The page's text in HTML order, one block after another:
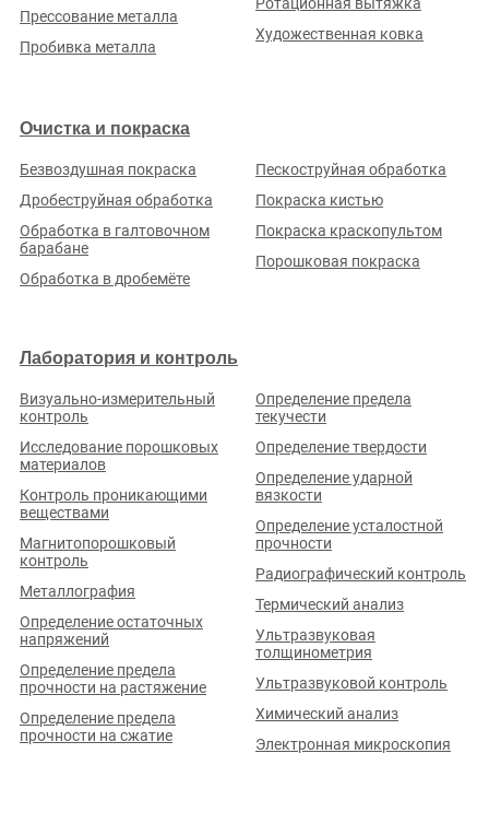
Прессование металла
Пробивка металла
Художественная ковка
Очистка и покраска
Безвоздушная покраска
Дробеструйная обработка
Обработка в галтовочном
барабане
Обработка в дробемёте
Пескоструйная обработка
Покраска кистью
Покраска краскопультом
Порошковая покраска
Лаборатория и контроль
Визуально-измерительный
контроль
Исследование порошковых
материалов
Контроль проникающими
веществами
Магнитопорошковый
контроль
Металлография
Определение остаточных
напряжений
Определение предела
прочности на растяжение
Определение предела
прочности на сжатие
Определение предела
текучести
Определение твердости
Определение ударной
вязкости
Определение усталостной
прочности
Радиографический контроль
Термический анализ
Ультразвуковая
толщинометрия
Ультразвуковой контроль
Химический анализ
Электронная микроскопия